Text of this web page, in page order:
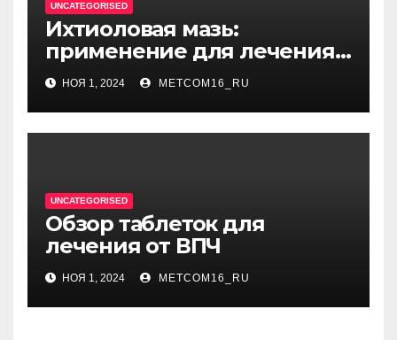
UNCATEGORISED
Ихтиоловая мазь:
применение для лечения
фурункулов
НОЯ 1, 2024 METCOM16_RU
UNCATEGORISED
Обзор таблеток для
лечения от ВПЧ
НОЯ 1, 2024 METCOM16_RU